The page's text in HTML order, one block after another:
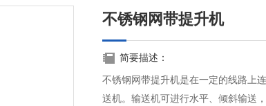
不锈钢网带提升机
简要描述：
不锈钢网带提升机是在一定的线路上
送机。输送机可进行水平、倾斜输送